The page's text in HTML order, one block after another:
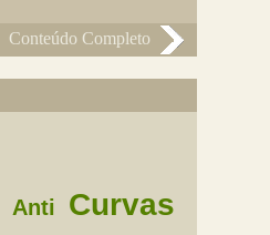
Conteúdo Completo
Anti Curvas